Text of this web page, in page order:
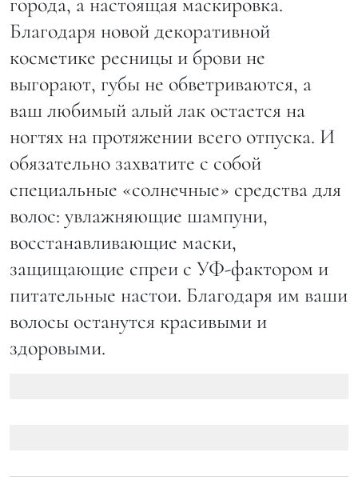
Благодаря новой декоративной
косметике ресницы и брови не
выгорают, губы не обветриваются, а
ваш любимый алый лак остается на
ногтях на протяжении всего отпуска. И
обязательно захватите с собой
специальные «солнечные» средства для
волос: увлажняющие шампуни,
восстанавливающие маски,
защищающие спреи с УФ-фактором и
питательные настои. Благодаря им ваши
волосы останутся красивыми и
здоровыми.